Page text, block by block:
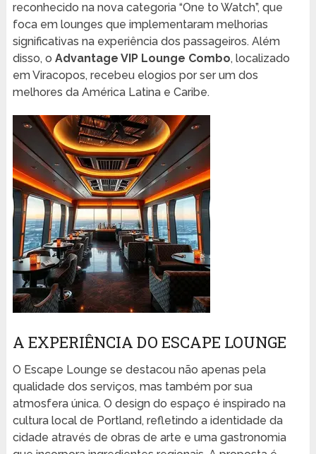
reconhecido na nova categoria “One to Watch”, que
foca em lounges que implementaram melhorias
significativas na experiência dos passageiros. Além
disso, o Advantage VIP Lounge Combo, localizado
em Viracopos, recebeu elogios por ser um dos
melhores da América Latina e Caribe.
A EXPERIÊNCIA DO ESCAPE LOUNGE
O Escape Lounge se destacou não apenas pela
qualidade dos serviços, mas também por sua
atmosfera única. O design do espaço é inspirado na
cultura local de Portland, refletindo a identidade da
cidade através de obras de arte e uma gastronomia